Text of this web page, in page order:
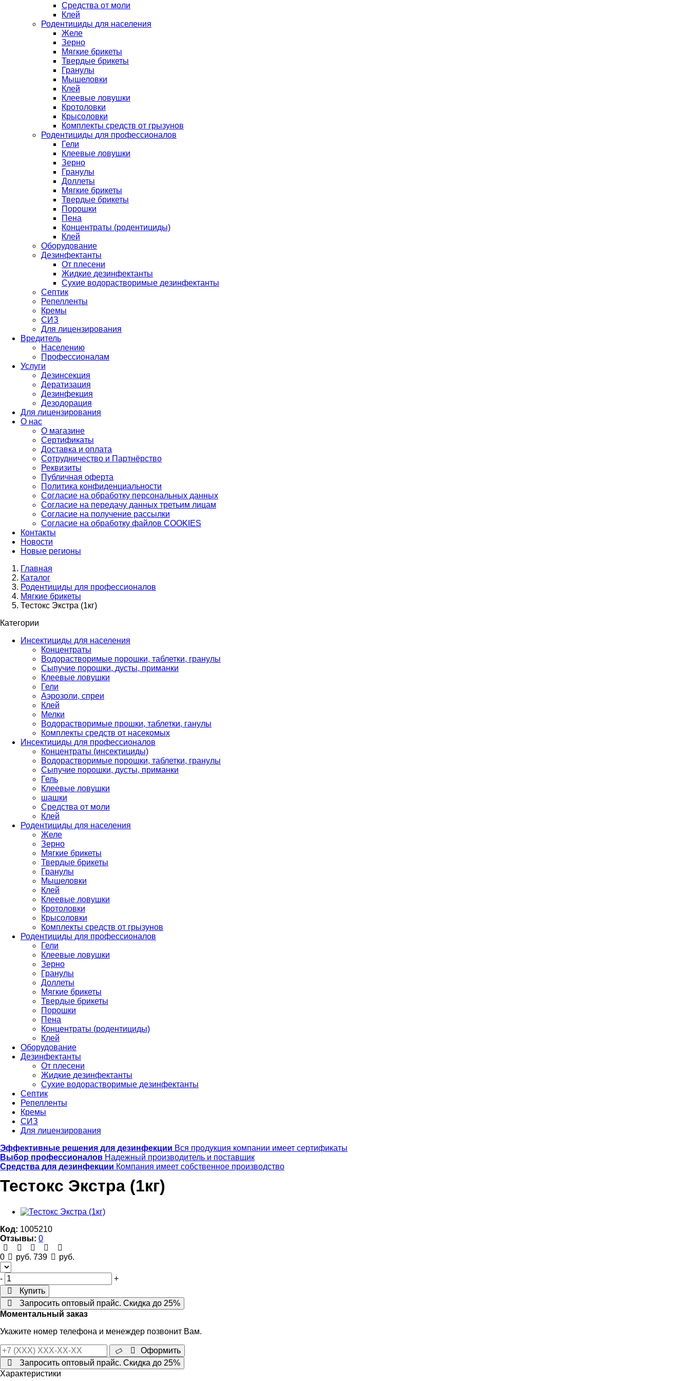
Средства от моли
Клей
Родентициды для населения
Желе
Зерно
Мягкие брикеты
Твердые брикеты
Гранулы
Мышеловки
Клей
Клеевые ловушки
Кротоловки
Крысоловки
Комплекты средств от грызунов
Родентициды для профессионалов
Гели
Клеевые ловушки
Зерно
Гранулы
Доллеты
Мягкие брикеты
Твердые брикеты
Порошки
Пена
Концентраты (родентициды)
Клей
Оборудование
Дезинфектанты
От плесени
Жидкие дезинфектанты
Сухие водорастворимые дезинфектанты
Септик
Репелленты
Кремы
СИЗ
Для лицензирования
Вредитель
Населению
Профессионалам
Услуги
Дезинсекция
Дератизация
Дезинфекция
Дезодорация
Для лицензирования
О нас
О магазине
Сертификаты
Доставка и оплата
Сотрудничество и Партнёрство
Реквизиты
Публичная оферта
Политика конфиденциальности
Согласие на обработку персональных данных
Согласие на передачу данных третьим лицам
Согласие на получение рассылки
Согласие на обработку файлов COOKIES
Контакты
Новости
Новые регионы
Главная
Каталог
Родентициды для профессионалов
Мягкие брикеты
Тестокс Экстра (1кг)
Категории
Инсектициды для населения
Концентраты
Водорастворимые порошки, таблетки, гранулы
Сыпучие порошки, дусты, приманки
Клеевые ловушки
Гели
Аэрозоли, спреи
Клей
Мелки
Водорастворимые прошки, таблетки, ганулы
Комплекты средств от насекомых
Инсектициды для профессионалов
Концентраты (инсектициды)
Водорастворимые порошки, таблетки, гранулы
Сыпучие порошки, дусты, приманки
Гель
Клеевые ловушки
шашки
Средства от моли
Клей
Родентициды для населения
Желе
Зерно
Мягкие брикеты
Твердые брикеты
Гранулы
Мышеловки
Клей
Клеевые ловушки
Кротоловки
Крысоловки
Комплекты средств от грызунов
Родентициды для профессионалов
Гели
Клеевые ловушки
Зерно
Гранулы
Доллеты
Мягкие брикеты
Твердые брикеты
Порошки
Пена
Концентраты (родентициды)
Клей
Оборудование
Дезинфектанты
От плесени
Жидкие дезинфектанты
Сухие водорастворимые дезинфектанты
Септик
Репелленты
Кремы
СИЗ
Для лицензирования
Эффективные решения для дезинфекции Вся продукция компании имеет сертификаты
Выбор профессионалов Надежный производитель и поставщик
Средства для дезинфекции Компания имеет собственное производство
Тестокс Экстра (1кг)
Код: 1005210
Отзывы: 0
0 руб. 739 руб.
-
+
Купить
Запросить оптовый прайс. Скидка до 25%
Моментальный заказ
Укажите номер телефона и менеждер позвонит Вам.
Оформить
Запросить оптовый прайс. Скидка до 25%
Характеристики